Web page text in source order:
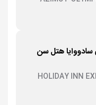
هتل سن
HOLIDAY INN